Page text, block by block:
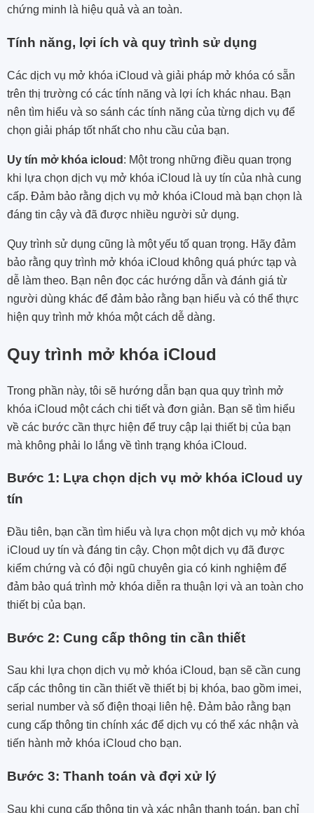
chứng minh là hiệu quả và an toàn.
Tính năng, lợi ích và quy trình sử dụng
Các dịch vụ mở khóa iCloud và giải pháp mở khóa có sẵn
trên thị trường có các tính năng và lợi ích khác nhau. Bạn
nên tìm hiểu và so sánh các tính năng của từng dịch vụ để
chọn giải pháp tốt nhất cho nhu cầu của bạn.
Uy tín mở khóa icloud : Một trong những điều quan trọng
khi lựa chọn dịch vụ mở khóa iCloud là uy tín của nhà cung
cấp. Đảm bảo rằng dịch vụ mở khóa iCloud mà bạn chọn là
đáng tin cậy và đã được nhiều người sử dụng.
Quy trình sử dụng cũng là một yếu tố quan trọng. Hãy đảm
bảo rằng quy trình mở khóa iCloud không quá phức tạp và
dễ làm theo. Bạn nên đọc các hướng dẫn và đánh giá từ
người dùng khác để đảm bảo rằng bạn hiểu và có thể thực
hiện quy trình mở khóa một cách dễ dàng.
Quy trình mở khóa iCloud
Trong phần này, tôi sẽ hướng dẫn bạn qua quy trình mở
khóa iCloud một cách chi tiết và đơn giản. Bạn sẽ tìm hiểu
về các bước cần thực hiện để truy cập lại thiết bị của bạn
mà không phải lo lắng về tình trạng khóa iCloud.
Bước 1: Lựa chọn dịch vụ mở khóa iCloud uy
tín
Đầu tiên, bạn cần tìm hiểu và lựa chọn một dịch vụ mở khóa
iCloud uy tín và đáng tin cậy. Chọn một dịch vụ đã được
kiểm chứng và có đội ngũ chuyên gia có kinh nghiệm để
đảm bảo quá trình mở khóa diễn ra thuận lợi và an toàn cho
thiết bị của bạn.
Bước 2: Cung cấp thông tin cần thiết
Sau khi lựa chọn dịch vụ mở khóa iCloud, bạn sẽ cần cung
cấp các thông tin cần thiết về thiết bị bị khóa, bao gồm imei,
serial number và số điện thoại liên hệ. Đảm bảo rằng bạn
cung cấp thông tin chính xác để dịch vụ có thể xác nhận và
tiến hành mở khóa iCloud cho bạn.
Bước 3: Thanh toán và đợi xử lý
Sau khi cung cấp thông tin và xác nhận thanh toán, bạn chỉ